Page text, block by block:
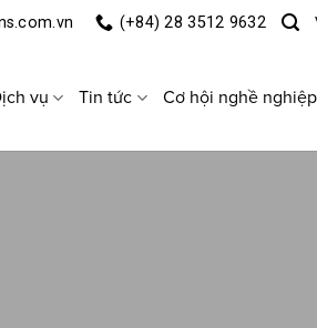
(+84) 28 3512 9632
vụ Tin tức Cơ hội nghề nghiệp